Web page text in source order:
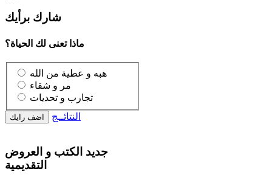
شارك برأيك
ماذا تعنى لك الحياة؟
النتائــج
جديد الكتب و العروض
التقديمية